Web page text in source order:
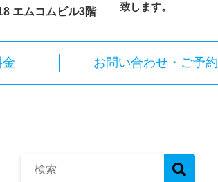
エムコムビル3階
致します。
お問い合わせ・ご予約